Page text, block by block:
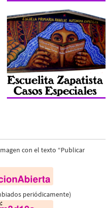
imagen con el texto “Publicar
periódicamente)